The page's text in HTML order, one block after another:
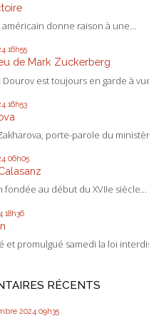
donne raison à une...
16h55
de Mark Zuckerberg
est toujours en garde à
16h53
porte-parole du
06h05
fondée au début du XVIIe siècle...
18h36
et promulgué samedi la loi
RÉCENTS
2024 09h35